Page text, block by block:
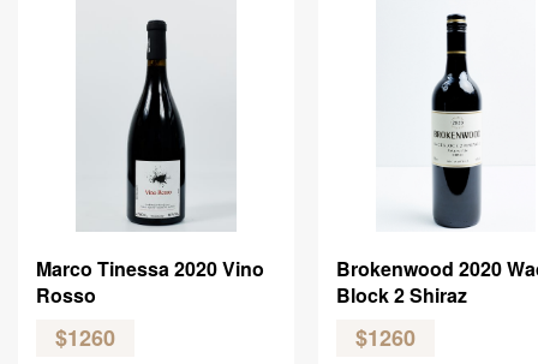
Marco Tinessa 2020 Vino
Rosso
$1260
Brokenwood 2020
Block 2 Shiraz
$1260